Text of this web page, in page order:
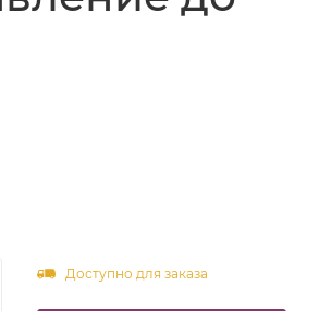
Доступно для заказа